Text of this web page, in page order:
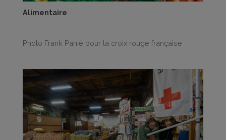
Alimentaire
Photo Frank Panié pour la croix rouge française